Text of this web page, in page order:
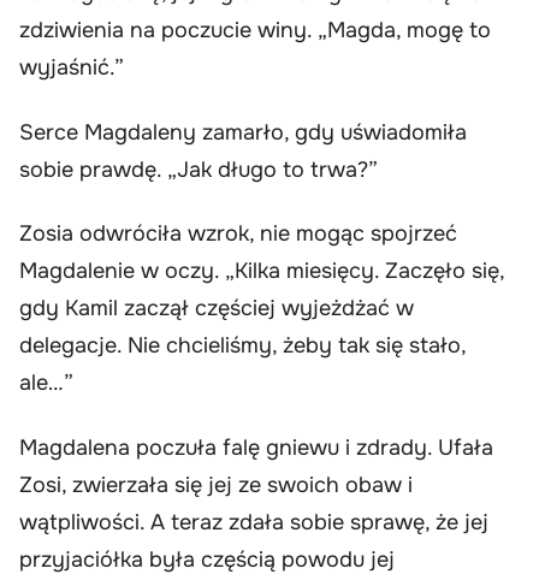
zdziwienia na poczucie winy. „Magda, mogę to
wyjaśnić.”
Serce Magdaleny zamarło, gdy uświadomiła
sobie prawdę. „Jak długo to trwa?”
Zosia odwróciła wzrok, nie mogąc spojrzeć
Magdalenie w oczy. „Kilka miesięcy. Zaczęło się,
gdy Kamil zaczął częściej wyjeżdżać w
delegacje. Nie chcieliśmy, żeby tak się stało,
ale…”
Magdalena poczuła falę gniewu i zdrady. Ufała
Zosi, zwierzała się jej ze swoich obaw i
wątpliwości. A teraz zdała sobie sprawę, że jej
przyjaciółka była częścią powodu jej